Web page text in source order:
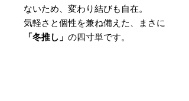
ないため、変わり結びも自在。
気軽さと個性を兼ね備えた、まさに
「冬推し」 の四寸単です。